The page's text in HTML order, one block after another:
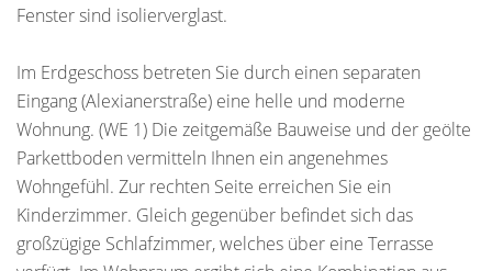
Fenster sind isolierverglast.
Im Erdgeschoss betreten Sie durch einen separaten
Eingang (Alexianerstraße) eine helle und moderne
Wohnung. (WE 1) Die zeitgemäße Bauweise und der geölte
Parkettboden vermitteln Ihnen ein angenehmes
Wohngefühl. Zur rechten Seite erreichen Sie ein
Kinderzimmer. Gleich gegenüber befindet sich das
großzügige Schlafzimmer, welches über eine Terrasse